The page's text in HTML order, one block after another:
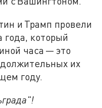
и Трамп провели
года, который
часа — это
их
году.